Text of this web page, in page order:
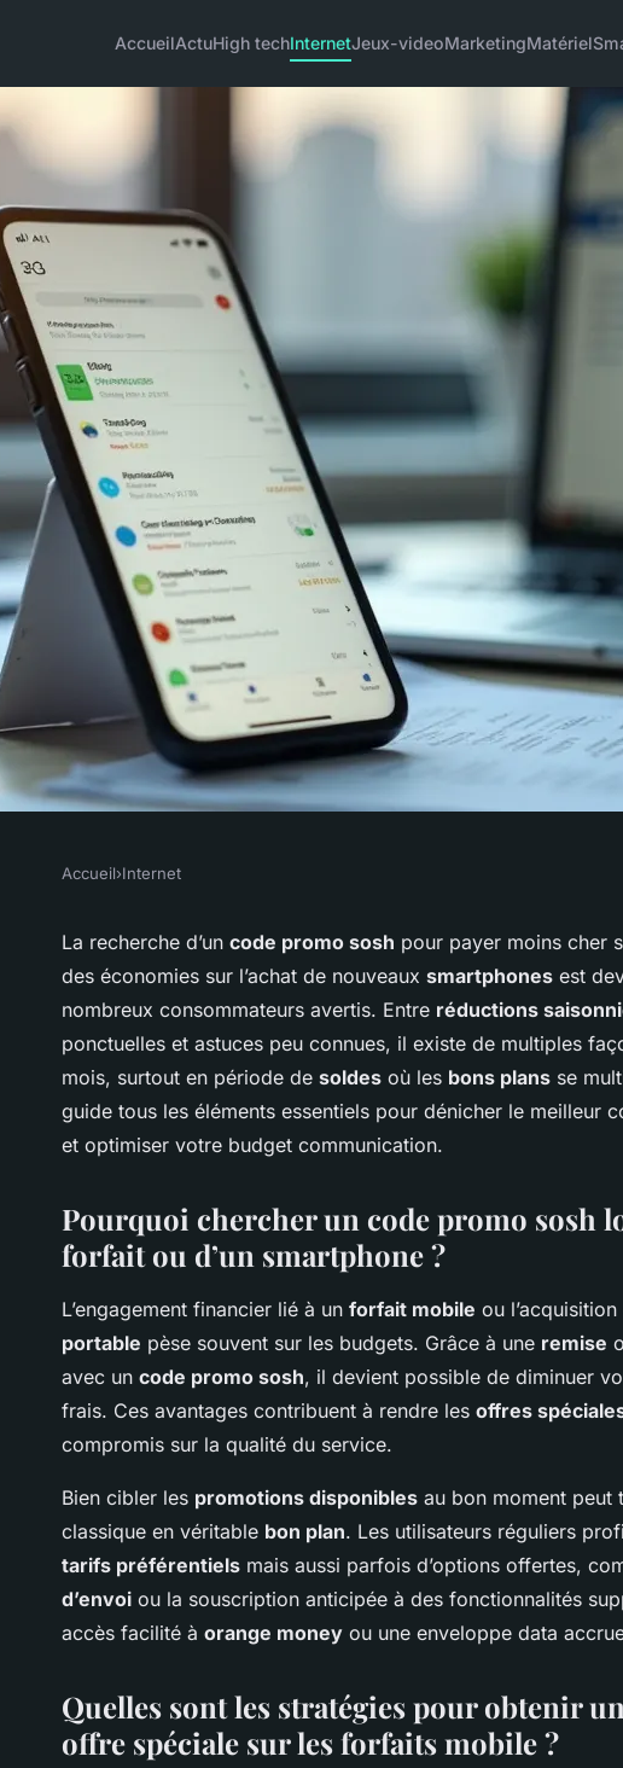
AccueilActuHigh techInternetJeux-videoMarketingMatériel
sosh : comment réduire
et profiter des
?
Accueil›Internet
La recherche d’un code promo sosh pour payer moins cher
des économies sur l’achat de nouveaux smartphones est
nombreux consommateurs avertis. Entre réductions
ponctuelles et astuces peu connues, il existe de multiples
mois, surtout en période de soldes où les bons plans se
guide tous les éléments essentiels pour dénicher le meilleur
et optimiser votre budget communication.
Pourquoi chercher un code promo sosh
forfait ou d’un smartphone ?
L’engagement financier lié à un forfait mobile ou l’acquisition
portable pèse souvent sur les budgets. Grâce à une remise
avec un code promo sosh, il devient possible de diminuer
frais. Ces avantages contribuent à rendre les offres
compromis sur la qualité du service.
Bien cibler les promotions disponibles au bon moment peut
classique en véritable bon plan. Les utilisateurs réguliers
tarifs préférentiels mais aussi parfois d’options offertes,
d’envoi ou la souscription anticipée à des fonctionnalités
accès facilité à orange money ou une enveloppe data
Quelles sont les stratégies pour obtenir
offre spéciale sur les forfaits mobile ?